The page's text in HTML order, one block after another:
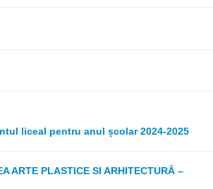
liceal pentru anul școlar 2024-2025
ARTE PLASTICE SI ARHITECTURĂ –